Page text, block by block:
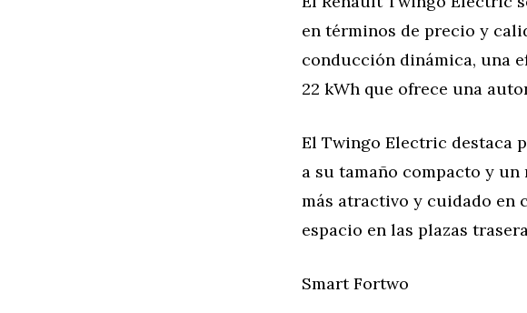
en términos de precio y
conducción dinámica, una
22 kWh que ofrece una
El Twingo Electric destaca
a su tamaño compacto y
más atractivo y cuidado en
espacio en las plazas
Smart Fortwo